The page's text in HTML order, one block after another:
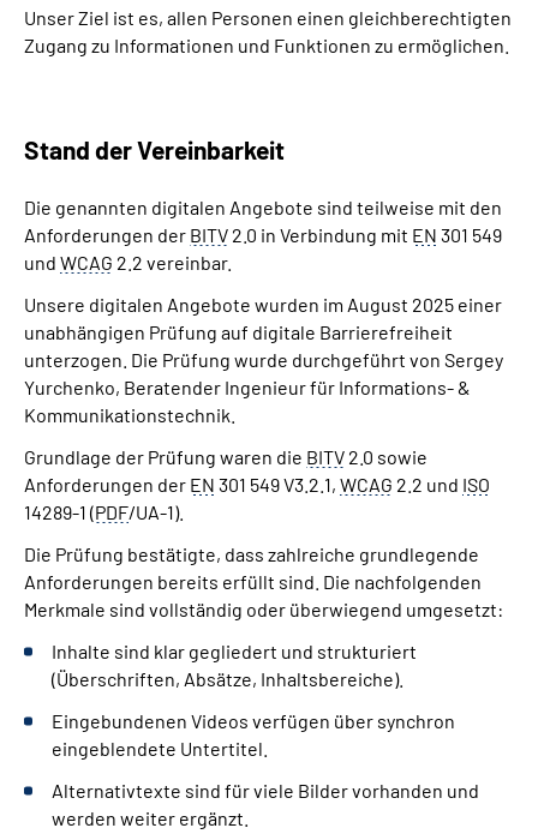
Unser Ziel ist es, allen Personen einen gleichberechtigten
Zugang zu Informationen und Funktionen zu ermöglichen.
Stand der Vereinbarkeit
Die genannten digitalen Angebote sind teilweise mit den
Anforderungen der BITV 2.0 in Verbindung mit EN 301 549
und WCAG 2.2 vereinbar.
Unsere digitalen Angebote wurden im August 2025 einer
unabhängigen Prüfung auf digitale Barrierefreiheit
unterzogen. Die Prüfung wurde durchgeführt von Sergey
Yurchenko, Beratender Ingenieur für Informations- &
Kommunikationstechnik.
Grundlage der Prüfung waren die BITV 2.0 sowie
Anforderungen der EN 301 549 V3.2.1, WCAG 2.2 und ISO
14289-1 (PDF/UA-1).
Die Prüfung bestätigte, dass zahlreiche grundlegende
Anforderungen bereits erfüllt sind. Die nachfolgenden
Merkmale sind vollständig oder überwiegend umgesetzt:
Inhalte sind klar gegliedert und strukturiert
(Überschriften, Absätze, Inhaltsbereiche).
Eingebundenen Videos verfügen über synchron
eingeblendete Untertitel.
Alternativtexte sind für viele Bilder vorhanden und
werden weiter ergänzt.